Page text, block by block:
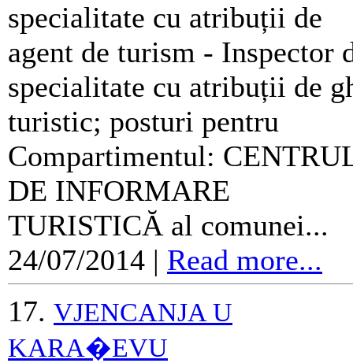
specialitate cu atribuții de
agent de turism - Inspector
specialitate cu atribuții de
turistic; posturi pentru
Compartimentul:
DE INFORMARE
TURISTICĂ al comunei...
24/07/2014 | Read more...
17. VJENCANJA U
KARA�EVU